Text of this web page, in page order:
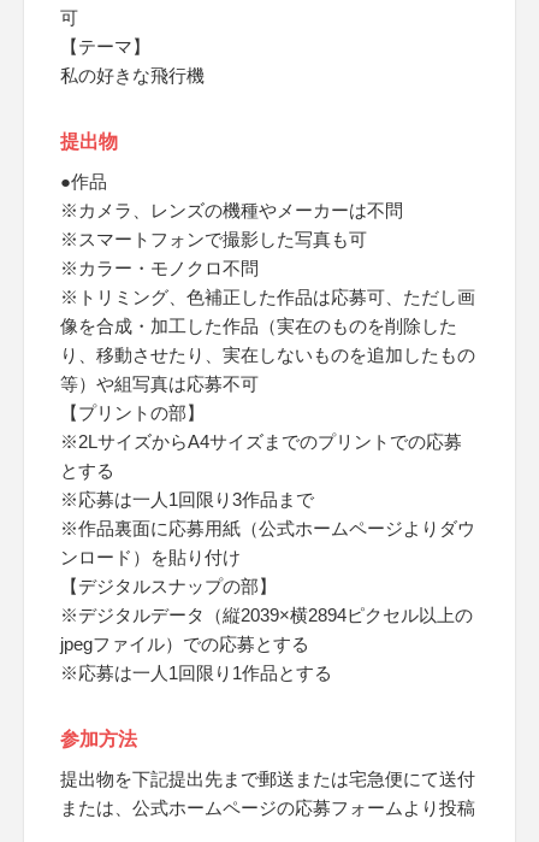
可
【テーマ】
私の好きな飛行機
提出物
●作品
※カメラ、レンズの機種やメーカーは不問
※スマートフォンで撮影した写真も可
※カラー・モノクロ不問
※トリミング、色補正した作品は応募可、ただし画
像を合成・加工した作品（実在のものを削除した
り、移動させたり、実在しないものを追加したもの
等）や組写真は応募不可
【プリントの部】
※2LサイズからA4サイズまでのプリントでの応募
とする
※応募は一人1回限り3作品まで
※作品裏面に応募用紙（公式ホームページよりダウ
ンロード）を貼り付け
【デジタルスナップの部】
※デジタルデータ（縦2039×横2894ピクセル以上の
jpegファイル）での応募とする
※応募は一人1回限り1作品とする
参加方法
提出物を下記提出先まで郵送または宅急便にて送付
または、公式ホームページの応募フォームより投稿